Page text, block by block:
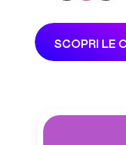
SCOPRI LE